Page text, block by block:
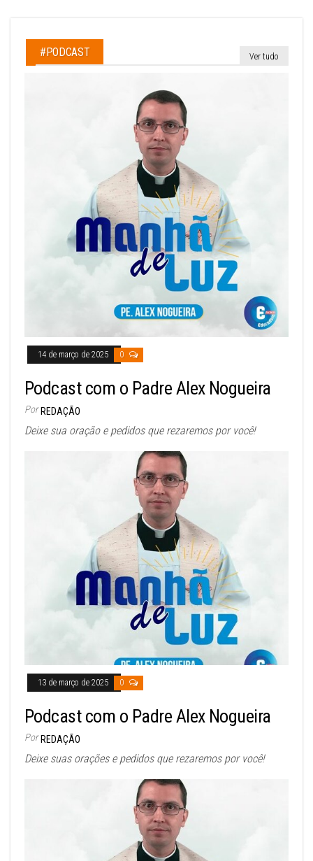
#PODCAST Ver tudo
14 de março de 2025 0
Podcast com o Padre Alex Nogueira
Por REDAÇÃO
Deixe sua oração e pedidos que rezaremos por você!
13 de março de 2025 0
Podcast com o Padre Alex Nogueira
Por REDAÇÃO
Deixe suas orações e pedidos que rezaremos por você!